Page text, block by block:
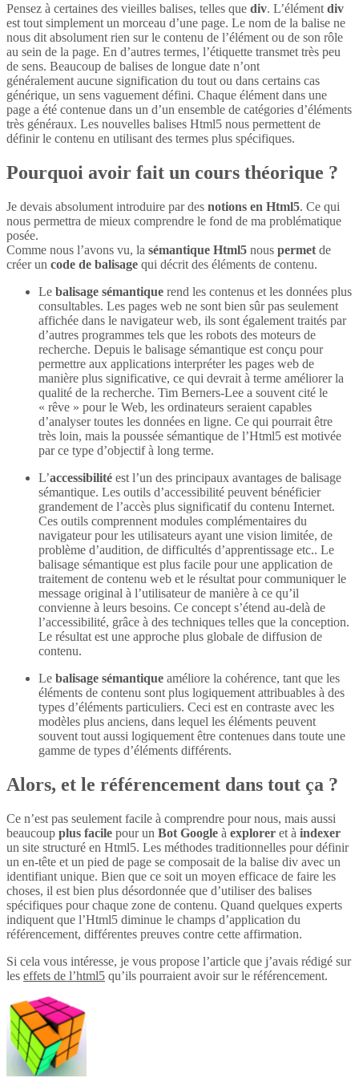
Pensez à certaines des vieilles balises, telles que div. L’élément div
est tout simplement un morceau d’une page. Le nom de la balise ne
nous dit absolument rien sur le contenu de l’élément ou de son rôle
au sein de la page. En d’autres termes, l’étiquette transmet très peu
de sens. Beaucoup de balises de longue date n’ont
généralement aucune signification du tout ou dans certains cas
générique, un sens vaguement défini. Chaque élément dans une
page a été contenue dans un d’un ensemble de catégories d’éléments
très généraux. Les nouvelles balises Html5 nous permettent de
définir le contenu en utilisant des termes plus spécifiques.
Pourquoi avoir fait un cours théorique ?
Je devais absolument introduire par des notions en Html5. Ce qui
nous permettra de mieux comprendre le fond de ma problématique
posée.
Comme nous l’avons vu, la sémantique Html5 nous permet de
créer un code de balisage qui décrit des éléments de contenu.
Le balisage sémantique rend les contenus et les données plus
consultables. Les pages web ne sont bien sûr pas seulement
affichée dans le navigateur web, ils sont également traités par
d’autres programmes tels que les robots des moteurs de
recherche. Depuis le balisage sémantique est conçu pour
permettre aux applications interpréter les pages web de
manière plus significative, ce qui devrait à terme améliorer la
qualité de la recherche. Tim Berners-Lee a souvent cité le
« rêve » pour le Web, les ordinateurs seraient capables
d’analyser toutes les données en ligne. Ce qui pourrait être
très loin, mais la poussée sémantique de l’Html5 est motivée
par ce type d’objectif à long terme.
L’accessibilité est l’un des principaux avantages de balisage
sémantique. Les outils d’accessibilité peuvent bénéficier
grandement de l’accès plus significatif du contenu Internet.
Ces outils comprennent modules complémentaires du
navigateur pour les utilisateurs ayant une vision limitée, de
problème d’audition, de difficultés d’apprentissage etc.. Le
balisage sémantique est plus facile pour une application de
traitement de contenu web et le résultat pour communiquer le
message original à l’utilisateur de manière à ce qu’il
convienne à leurs besoins. Ce concept s’étend au-delà de
l’accessibilité, grâce à des techniques telles que la conception.
Le résultat est une approche plus globale de diffusion de
contenu.
Le balisage sémantique améliore la cohérence, tant que les
éléments de contenu sont plus logiquement attribuables à des
types d’éléments particuliers. Ceci est en contraste avec les
modèles plus anciens, dans lequel les éléments peuvent
souvent tout aussi logiquement être contenues dans toute une
gamme de types d’éléments différents.
Alors, et le référencement dans tout ça ?
Ce n’est pas seulement facile à comprendre pour nous, mais aussi
beaucoup plus facile pour un Bot Google à explorer et à indexer
un site structuré en Html5. Les méthodes traditionnelles pour définir
un en-tête et un pied de page se composait de la balise div avec un
identifiant unique. Bien que ce soit un moyen efficace de faire les
choses, il est bien plus désordonnée que d’utiliser des balises
spécifiques pour chaque zone de contenu. Quand quelques experts
indiquent que l’Html5 diminue le champs d’application du
référencement, différentes preuves contre cette affirmation.
Si cela vous intéresse, je vous propose l’article que j’avais rédigé sur
les effets de l’html5 qu’ils pourraient avoir sur le référencement.